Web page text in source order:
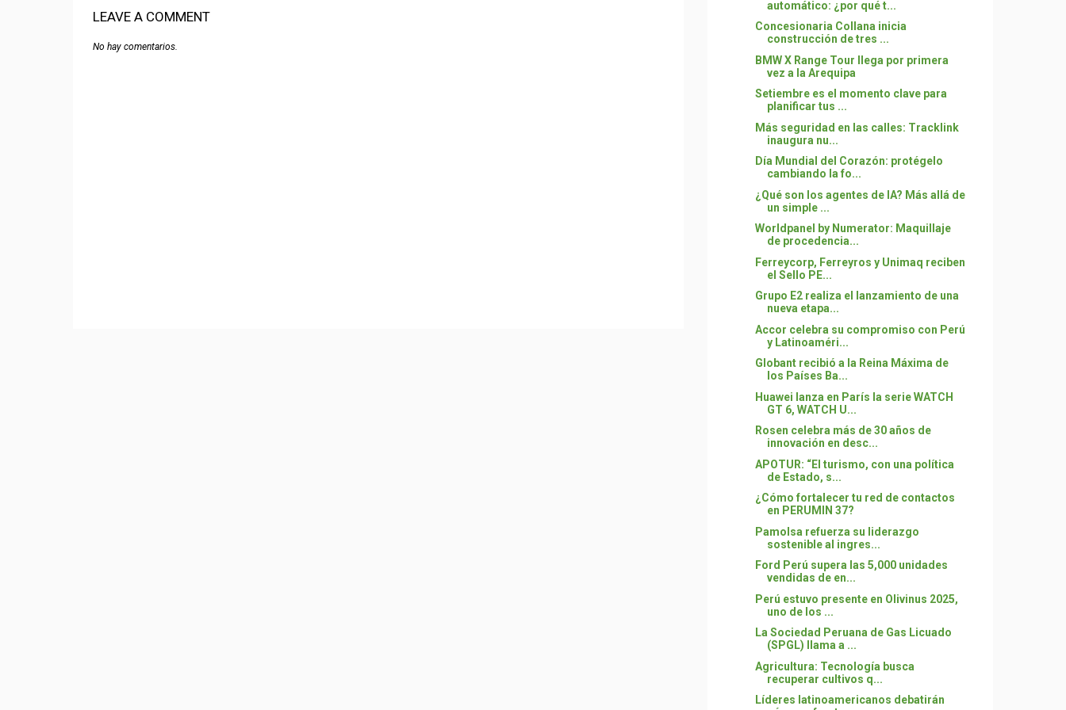
LEAVE A COMMENT
No hay comentarios.
automático: ¿por qué t...
Concesionaria Collana inicia
construcción de tres ...
BMW X Range Tour llega por primera
vez a la Arequipa
Setiembre es el momento clave para
planificar tus ...
Más seguridad en las calles: Tracklink
inaugura nu...
Día Mundial del Corazón: protégelo
cambiando la fo...
¿Qué son los agentes de IA? Más allá de
un simple ...
Worldpanel by Numerator: Maquillaje
de procedencia...
Ferreycorp, Ferreyros y Unimaq reciben
el Sello PE...
Grupo E2 realiza el lanzamiento de una
nueva etapa...
Accor celebra su compromiso con Perú
y Latinoaméri...
Globant recibió a la Reina Máxima de
los Países Ba...
Huawei lanza en París la serie WATCH
GT 6, WATCH U...
Rosen celebra más de 30 años de
innovación en desc...
APOTUR: “El turismo, con una política
de Estado, s...
¿Cómo fortalecer tu red de contactos
en PERUMIN 37?
Pamolsa refuerza su liderazgo
sostenible al ingres...
Ford Perú supera las 5,000 unidades
vendidas de en...
Perú estuvo presente en Olivinus 2025,
uno de los ...
La Sociedad Peruana de Gas Licuado
(SPGL) llama a ...
Agricultura: Tecnología busca
recuperar cultivos q...
Líderes latinoamericanos debatirán